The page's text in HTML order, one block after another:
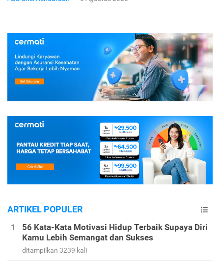
ARTIKEL POPULER
56 Kata-Kata Motivasi Hidup Terbaik Supaya Diri
Kamu Lebih Semangat dan Sukses
ditampilkan 3239 kali